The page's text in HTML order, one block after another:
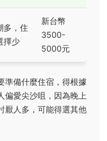
多，住
擇少
新台幣
3500-
5000元
準備什麼住宿，得根據
偏愛尖沙咀，因為晚上
厭人多，可能得選其他